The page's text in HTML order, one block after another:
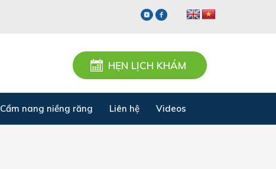
HẸN LỊCH KHÁM
Cẩm nang niềng răng Liên hệ Videos